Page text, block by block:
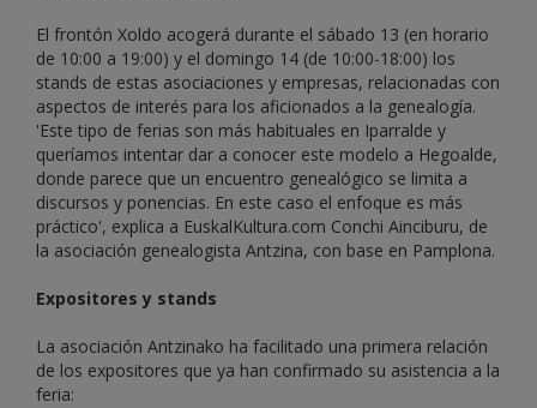
El frontón Xoldo acogerá durante el sábado 13 (en horario
de 10:00 a 19:00) y el domingo 14 (de 10:00-18:00) los
stands de estas asociaciones y empresas, relacionadas con
aspectos de interés para los aficionados a la genealogía.
'Este tipo de ferias son más habituales en Iparralde y
queríamos intentar dar a conocer este modelo a Hegoalde,
donde parece que un encuentro genealógico se limita a
discursos y ponencias. En este caso el enfoque es más
práctico', explica a EuskalKultura.com Conchi Ainciburu, de
la asociación genealogista Antzina, con base en Pamplona.
Expositores y stands
La asociación Antzinako ha facilitado una primera relación
de los expositores que ya han confirmado su asistencia a la
feria: